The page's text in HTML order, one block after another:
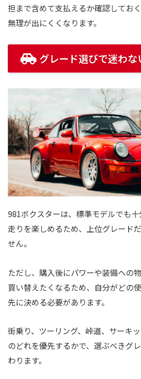
担まで含めて支払えるか確認してお
無理が出にくくなります。
グレード選びで迷わな
981ボクスターは、標準モデルでも
走りを楽しめるため、上位グレード
せん。
ただし、購入後にパワーや装備への
買い替えたくなるため、自分がどの
先に決める必要があります。
街乗り、ツーリング、峠道、サーキ
のどれを優先するかで、選ぶべきグ
わります。